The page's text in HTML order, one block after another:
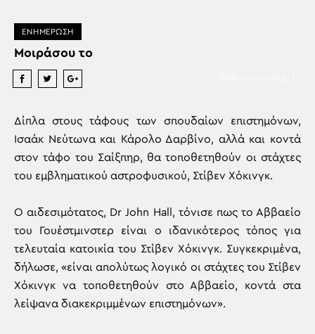
ΕΝΗΜΕΡΩΣΗ
Μοιράσου το
Δίπλα στους τάφους των σπουδαίων επιστημόνων,
Ισαάκ Νεύτωνα και Κάρολο Δαρβίνο, αλλά και κοντά
στον τάφο του Σαίξπηρ, θα τοποθετηθούν οι στάχτες
του εμβληματικού αστροφυσικού, Στίβεν Χόκινγκ.
Ο αιδεσιμότατος, Dr John Hall, τόνισε πως το Αββαείο
του Γουέστμινστερ είναι ο ιδανικότερος τόπος για
τελευταία κατοικία του Στίβεν Χόκινγκ. Συγκεκριμένα,
δήλωσε, «είναι απολύτως λογικό οι στάχτες του Στίβεν
Χόκινγκ να τοποθετηθούν στο Αββαείο, κοντά στα
λείψανα διακεκριμμένων επιστημόνων».